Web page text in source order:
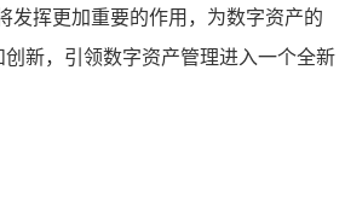
发挥更加重要的作用，为数字资产的
新，引领数字资产管理进入一个全新